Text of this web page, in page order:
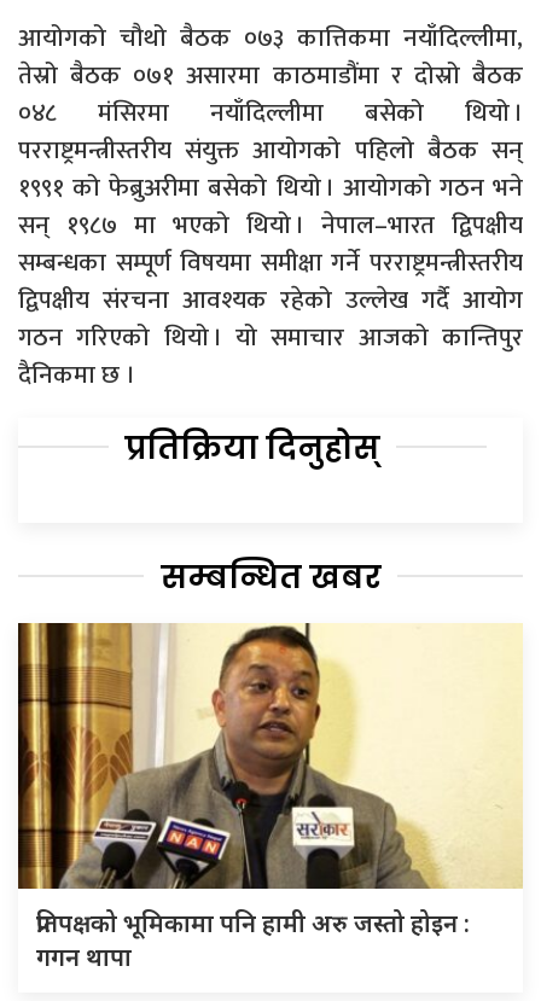
आयोगको चौथो बैठक ०७३ कात्तिकमा नयाँदिल्लीमा,
तेस्रो बैठक ०७१ असारमा काठमाडौंमा र दोस्रो बैठक
०४८ मंसिरमा नयाँदिल्लीमा बसेको थियो ।
परराष्ट्रमन्त्रीस्तरीय संयुक्त आयोगको पहिलो बैठक सन्
१९९१ को फेब्रुअरीमा बसेको थियो । आयोगको गठन भने
सन् १९८७ मा भएको थियो । नेपाल–भारत द्विपक्षीय
सम्बन्धका सम्पूर्ण विषयमा समीक्षा गर्ने परराष्ट्रमन्त्रीस्तरीय
द्विपक्षीय संरचना आवश्यक रहेको उल्लेख गर्दै आयोग
गठन गरिएको थियो । यो समाचार आजको कान्तिपुर
दैनिकमा छ ।
प्रतिक्रिया दिनुहोस्
सम्बन्धित खबर
प्रतिपक्षको भूमिकामा पनि हामी अरु जस्तो होइन :
गगन थापा